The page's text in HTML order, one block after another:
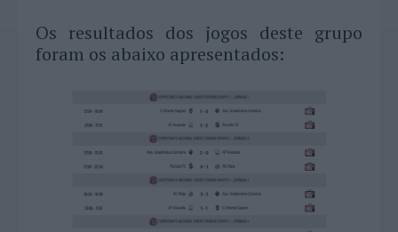
Os resultados dos jogos deste grupo
foram os abaixo apresentados: